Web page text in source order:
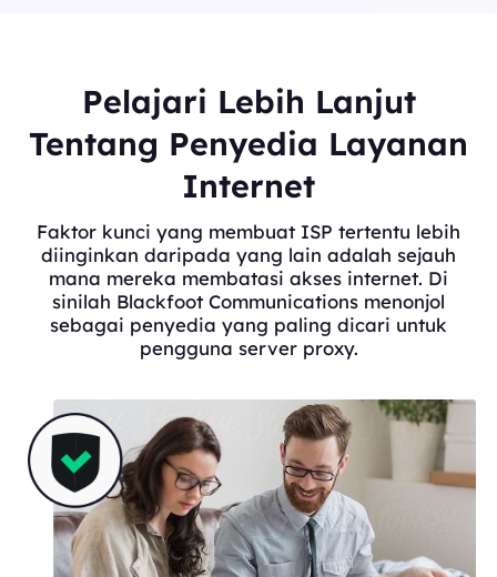
Pelajari Lebih Lanjut
Tentang Penyedia Layanan
Internet
Faktor kunci yang membuat ISP tertentu lebih
diinginkan daripada yang lain adalah sejauh
mana mereka membatasi akses internet. Di
sinilah Blackfoot Communications menonjol
sebagai penyedia yang paling dicari untuk
pengguna server proxy.